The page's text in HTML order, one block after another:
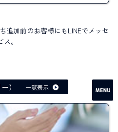
追加前のお客様にもLINEでメッセ
。
） 一覧表示